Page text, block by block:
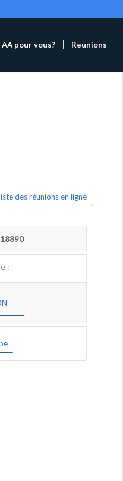
AA pour vous? Reunions
des réunions en ligne
: